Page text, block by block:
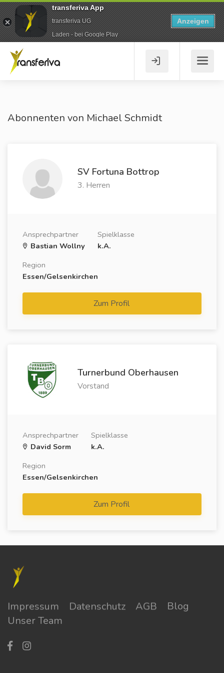
Abonnenten von Michael Schmidt
SV Fortuna Bottrop
3. Herren
Ansprechpartner
Bastian Wollny
Spielklasse
k.A.
Region
Essen/Gelsenkirchen
Zum Profil
Turnerbund Oberhausen
Vorstand
Ansprechpartner
David Sorm
Spielklasse
k.A.
Region
Essen/Gelsenkirchen
Zum Profil
Impressum Datenschutz AGB
Blog
Unser Team
transferiva App
transferiva UG
Laden - bei Google Play
Anzeigen